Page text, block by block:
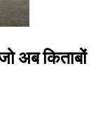
अब किताबों